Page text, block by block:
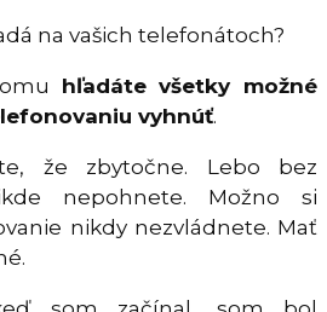
na vašich telefonátoch?
hľadáte všetky možné
vyhnúť.
že zbytočne. Lebo bez
nepohnete. Možno si
nikdy nezvládnete. Mať